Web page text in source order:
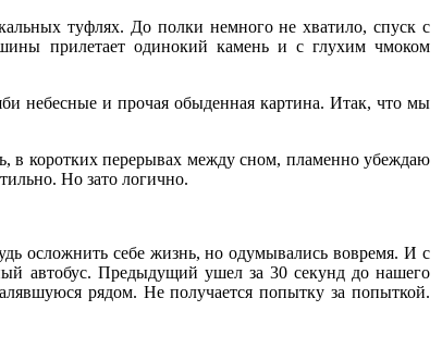
туфлях. До полки немного не хватило, спуск с
прилетает одинокий камень и с глухим чмоком
небесные и прочая обыденная картина. Итак, что мы
в коротких перерывах между сном, пламенно убеждаю
Но зато логично.
осложнить себе жизнь, но одумывались вовремя. И с
автобус. Предыдущий ушел за 30 секунд до нашего
рядом. Не получается попытку за попыткой.